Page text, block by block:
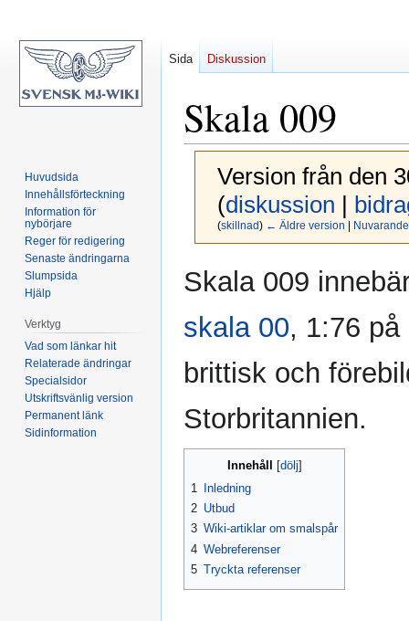
Skala 009
Version från den
(diskussion |
(skillnad) ← Äldre version
Hoppa
till
Hoppa
till
Skala 009
skala 00, 1:76 på
brittisk och
Storbritannien.
Innehåll
1
Inledning
2 Utbud
3 Wiki-artiklar om smalspår
4 Webreferenser
5 Tryckta referenser
Sida Diskussion
Huvudsida
Innehållsförteckning
Information för
nybörjare
Reger för redigering
Senaste ändringarna
Slumpsida
Hjälp
Verktyg
Vad som länkar hit
Relaterade ändringar
Specialsidor
Utskriftsvänlig version
Permanent länk
Sidinformation